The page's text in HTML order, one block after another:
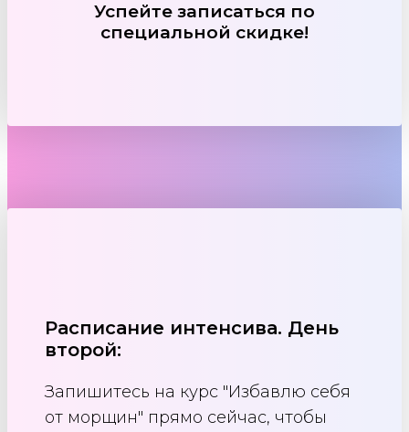
Успейте записаться по
специальной скидке!
Расписание интенсива. День
второй:
Запишитесь на курс "Избавлю себя
от морщин" прямо сейчас, чтобы